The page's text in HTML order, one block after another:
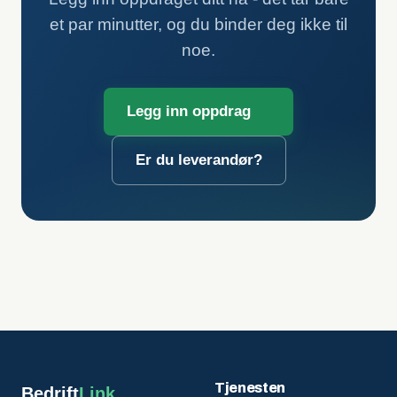
et par minutter, og du binder deg ikke til
noe.
Legg inn oppdrag
Er du leverandør?
Tjenesten